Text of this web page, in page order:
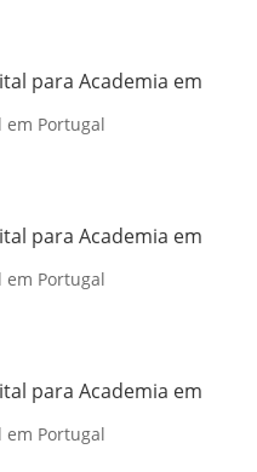
para Academia em
Portugal
para Academia em
Portugal
para Academia em
Portugal